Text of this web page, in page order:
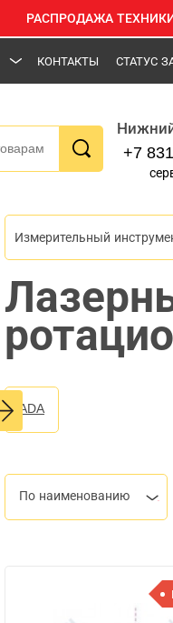
РАСПРОДАЖА ТЕХНИКИ
КОНТАКТЫ СТАТУС
+7
Измерительный
ADA
По наименованию